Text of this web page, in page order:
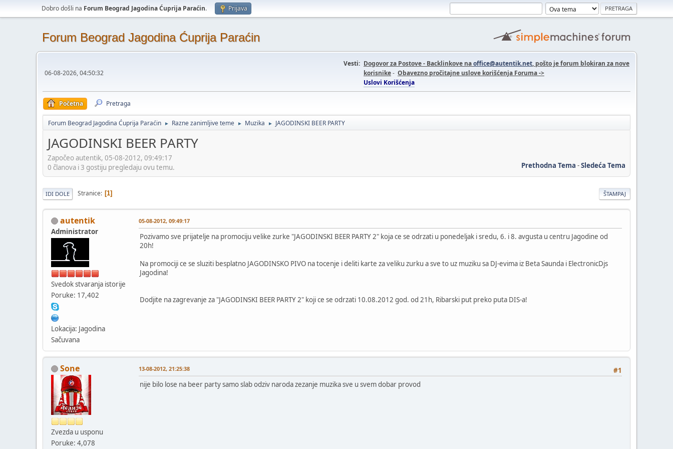
Dobro došli na Forum Beograd Jagodina Ćuprija Paraćin. Prijava
Forum Beograd Jagodina Ćuprija Paraćin
06-08-2026, 04:50:32
Vesti: Dogovor za Postove - Backlinkove naoffice@autentik.net, pošto je forum blokiran za nove
korisnike- Obavezno pročitajne uslove korišćenja Foruma ->
Uslovi Korišćenja
Početna Pretraga
Forum Beograd Jagodina Ćuprija Paraćin ► Razne zanimljive teme ► Muzika ► JAGODINSKI BEER PARTY
JAGODINSKI BEER PARTY
Započeo autentik, 05-08-2012, 09:49:17
Prethodna Tema -Sledeća Tema
0 članova i 3 gostiju pregledaju ovu temu.
ŠTAMPAJ
IDI DOLE Stranice 1
autentik
Administrator
Svedok stvaranja istorije
Poruke: 17,402
Lokacija: Jagodina
Sačuvana
05-08-2012, 09:49:17
Pozivamo sve prijatelje na promociju velike zurke "JAGODINSKI BEER PARTY 2" koja ce se odrzati u ponedeljak i sredu, 6. i 8. avgusta u centru Jagodine od
20h!
Na promociji ce se sluziti besplatno JAGODINSKO PIVO na tocenje i deliti karte za veliku zurku a sve to uz muziku sa DJ-evima iz Beta Saunda i ElectronicDjs
Jagodina!
Dodjite na zagrevanje za "JAGODINSKI BEER PARTY 2" koji ce se odrzati 10.08.2012 god. od 21h, Ribarski put preko puta DIS-a!
Sone
Zvezda u usponu
Poruke: 4,078
#1
13-08-2012, 21:25:38
nije bilo lose na beer party samo slab odziv naroda zezanje muzika sve u svem dobar provod